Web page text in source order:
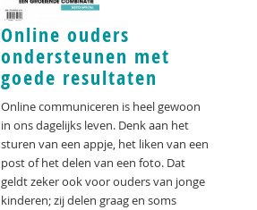
Online ouders
ondersteunen met
goede resultaten
Online communiceren is heel gewoon
in ons dagelijks leven. Denk aan het
sturen van een appje, het liken van een
post of het delen van een foto. Dat
geldt zeker ook voor ouders van jonge
kinderen; zij delen graag en soms